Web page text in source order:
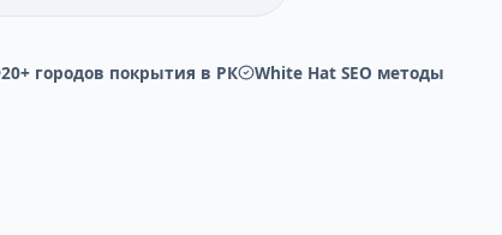
20+ городов покрытия в РК White Hat SEO методы